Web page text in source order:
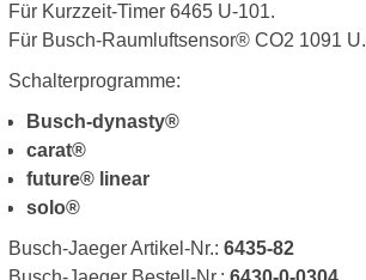
Für Kurzzeit-Timer 6465 U-101.
Für Busch-Raumluftsensor® CO2 1091 U.
Schalterprogramme:
Busch-dynasty®
carat®
future® linear
solo®
Busch-Jaeger Artikel-Nr.: 6435-82